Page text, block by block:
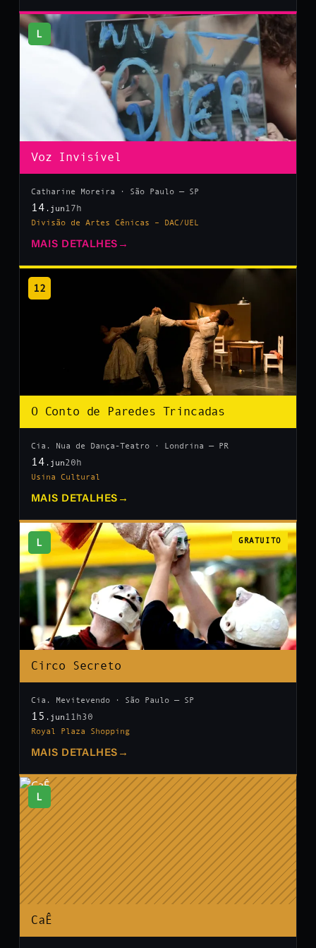
L
Voz Invisível
Catharine Moreira · São Paulo — SP
14 .jun 17h
Divisão de Artes Cênicas – DAC/UEL
MAIS DETALHES →
12
O Conto de Paredes Trincadas
Cia. Nua de Dança-Teatro · Londrina — PR
14 .jun20h
Usina Cultural
MAIS DETALHES →
L GRATUITO
Circo Secreto
Cia. Mevitevendo · São Paulo — SP
15 .jun 11h30
Royal Plaza Shopping
MAIS DETALHES →
L
CaÊ